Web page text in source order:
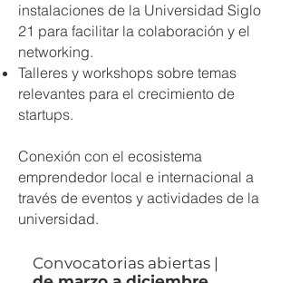
instalaciones de la Universidad Siglo
21 para facilitar la colaboración y el
networking.
Talleres y workshops sobre temas
relevantes para el crecimiento de
startups.
Conexión con el ecosistema
emprendedor local e internacional a
través de eventos y actividades de la
universidad.
Convocatorias abiertas |